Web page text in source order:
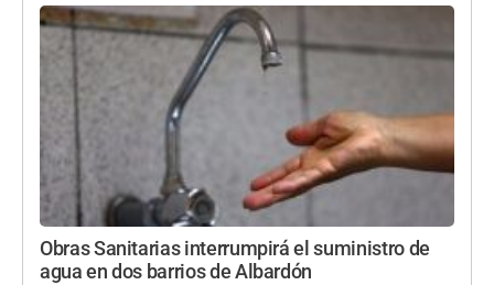
Obras Sanitarias interrumpirá el suministro de
agua en dos barrios de Albardón